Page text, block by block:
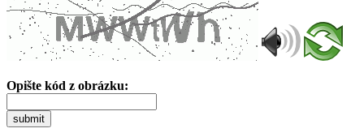
Opište kód z obrázku:
submit